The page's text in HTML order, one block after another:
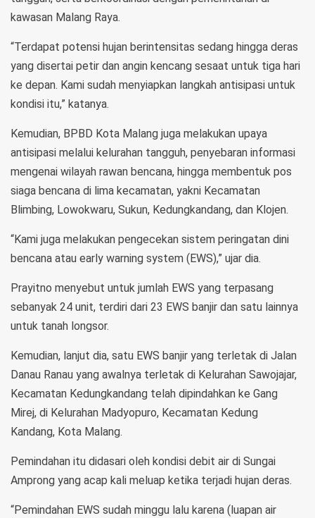
kawasan Malang Raya.
“Terdapat potensi hujan berintensitas sedang hingga deras
yang disertai petir dan angin kencang sesaat untuk tiga hari
ke depan. Kami sudah menyiapkan langkah antisipasi untuk
kondisi itu,” katanya.
Kemudian, BPBD Kota Malang juga melakukan upaya
antisipasi melalui kelurahan tangguh, penyebaran informasi
mengenai wilayah rawan bencana, hingga membentuk pos
siaga bencana di lima kecamatan, yakni Kecamatan
Blimbing, Lowokwaru, Sukun, Kedungkandang, dan Klojen.
“Kami juga melakukan pengecekan sistem peringatan dini
bencana atau early warning system (EWS),” ujar dia.
Prayitno menyebut untuk jumlah EWS yang terpasang
sebanyak 24 unit, terdiri dari 23 EWS banjir dan satu lainnya
untuk tanah longsor.
Kemudian, lanjut dia, satu EWS banjir yang terletak di Jalan
Danau Ranau yang awalnya terletak di Kelurahan Sawojajar,
Kecamatan Kedungkandang telah dipindahkan ke Gang
Mirej, di Kelurahan Madyopuro, Kecamatan Kedung
Kandang, Kota Malang.
Pemindahan itu didasari oleh kondisi debit air di Sungai
Amprong yang acap kali meluap ketika terjadi hujan deras.
“Pemindahan EWS sudah minggu lalu karena (luapan air